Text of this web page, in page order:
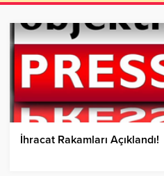
İhracat Rakamları Açıklandı!